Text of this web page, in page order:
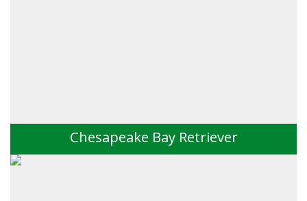
Chesapeake Bay Retriever